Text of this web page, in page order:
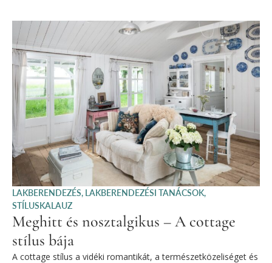
LAKBERENDEZÉS, LAKBERENDEZÉSI TANÁCSOK,
STÍLUSKALAUZ
Meghitt és nosztalgikus – A cottage
stílus bája
A cottage stílus a vidéki romantikát, a természetközeliséget és